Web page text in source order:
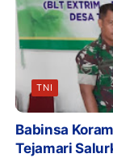
TNI
Babinsa
Tejamari